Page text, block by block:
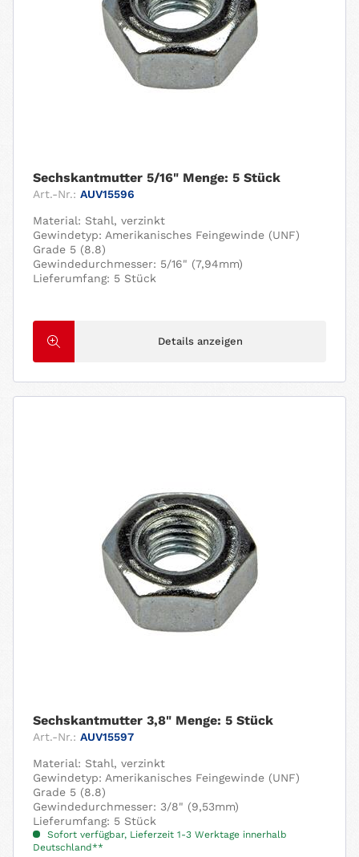
Sechskantmutter 5/16" Menge: 5 Stück
Art.-Nr.: AUV15596
Material: Stahl, verzinkt
Gewindetyp: Amerikanisches Feingewinde (UNF)
Grade 5 (8.8)
Gewindedurchmesser: 5/16" (7,94mm)
Lieferumfang: 5 Stück
Details anzeigen
Sechskantmutter 3,8" Menge: 5 Stück
Art.-Nr.: AUV15597
Material: Stahl, verzinkt
Gewindetyp: Amerikanisches Feingewinde (UNF)
Grade 5 (8.8)
Gewindedurchmesser: 3/8" (9,53mm)
Lieferumfang: 5 Stück
Sofort verfügbar, Lieferzeit 1-3 Werktage innerhalb
Deutschland**